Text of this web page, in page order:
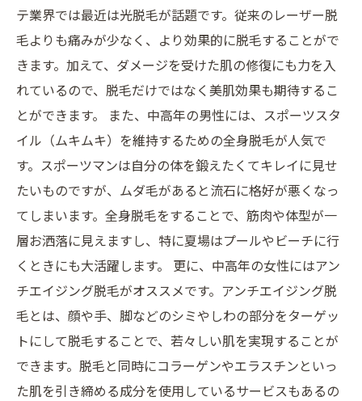
テ業界では最近は光脱毛が話題です。従来のレーザー脱
毛よりも痛みが少なく、より効果的に脱毛することがで
きます。加えて、ダメージを受けた肌の修復にも力を入
れているので、脱毛だけではなく美肌効果も期待するこ
とができます。 また、中高年の男性には、スポーツスタ
イル（ムキムキ）を維持するための全身脱毛が人気で
す。スポーツマンは自分の体を鍛えたくてキレイに見せ
たいものですが、ムダ毛があると流石に格好が悪くなっ
てしまいます。全身脱毛をすることで、筋肉や体型が一
層お洒落に見えますし、特に夏場はプールやビーチに行
くときにも大活躍します。 更に、中高年の女性にはアン
チエイジング脱毛がオススメです。アンチエイジング脱
毛とは、顔や手、脚などのシミやしわの部分をターゲッ
トにして脱毛することで、若々しい肌を実現することが
できます。脱毛と同時にコラーゲンやエラスチンといっ
た肌を引き締める成分を使用しているサービスもあるの